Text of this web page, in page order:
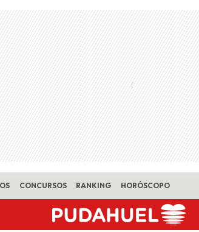
CONCURSOS RANKING HORÓSCOPO